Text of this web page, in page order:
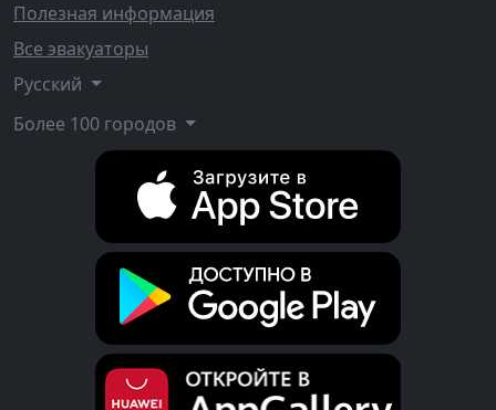
Полезная информация
Все эвакуаторы
Русский
Более 100 городов